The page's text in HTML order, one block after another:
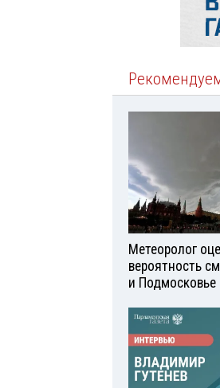
Метеоролог
вероятность
и Подмосковье